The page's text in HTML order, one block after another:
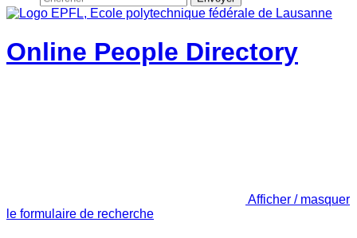
Online People Directory
Afficher / masquer
le formulaire de recherche